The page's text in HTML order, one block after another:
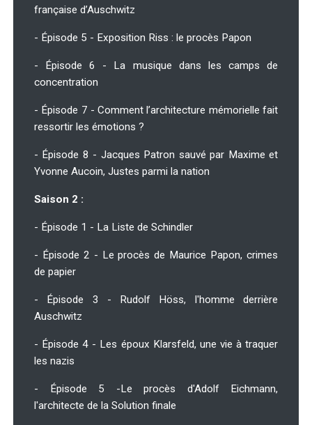
française d’Auschwitz
- Épisode 5 - Exposition Riss : le procès Papon
- Épisode 6 - La musique dans les camps de
concentration
- Épisode 7 - Comment l’architecture mémorielle fait
ressortir les émotions ?
- Épisode 8 - Jacques Patron sauvé par Maxime et
Yvonne Aucoin, Justes parmi la nation
Saison 2 :
- Épisode 1 - La Liste de Schindler
- Épisode 2 - Le procès de Maurice Papon, crimes
de papier
- Épisode 3 - Rudolf Höss, l'homme derrière
Auschwitz
- Épisode 4 - Les époux Klarsfeld, une vie à traquer
les nazis
- Épisode 5 -Le procès d'Adolf Eichmann,
l'architecte de la Solution finale